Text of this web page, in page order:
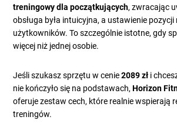
treningowy dla początkujących, zwracając
obsługa była intuicyjna, a ustawienie
użytkowników. To szczególnie istotne, gdy
więcej niż jednej osobie.
Jeśli szukasz sprzętu w cenie2089 zł i
nie kończyło się na podstawach,Horizon
oferuje zestaw cech, które realnie wspierają
treningów.